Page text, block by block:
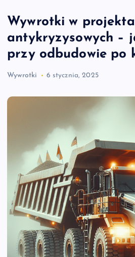
Wywrotki w
antykryzysowych –
przy odbudowie po
Wywrotki 6 stycznia, 2025